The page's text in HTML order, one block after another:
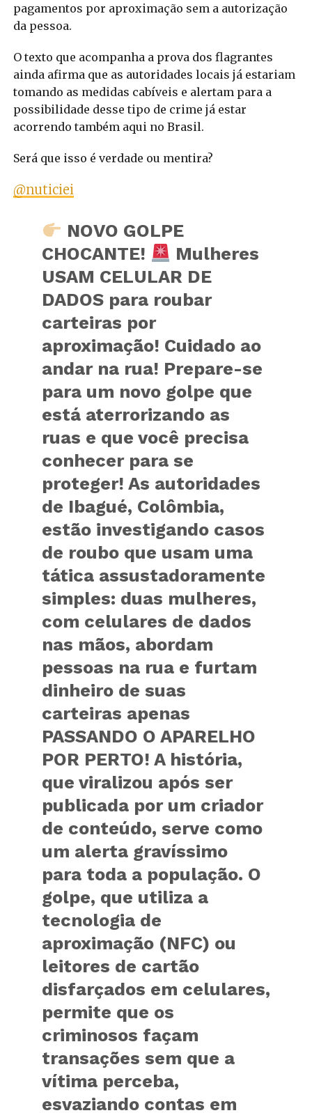
pagamentos por aproximação sem a autorização
da pessoa.
O texto que acompanha a prova dos flagrantes
ainda afirma que as autoridades locais já estariam
tomando as medidas cabíveis e alertam para a
possibilidade desse tipo de crime já estar
acorrendo também aqui no Brasil.
Será que isso é verdade ou mentira?
@nuticiei
NOVO GOLPE
CHOCANTE!
Mulheres
USAM CELULAR DE
DADOS para roubar
carteiras por
aproximação! Cuidado ao
andar na rua! Prepare-se
para um novo golpe que
está aterrorizando as
ruas e que você precisa
conhecer para se
proteger! As autoridades
de Ibagué, Colômbia,
estão investigando casos
de roubo que usam uma
tática assustadoramente
simples: duas mulheres,
com celulares de dados
nas mãos, abordam
pessoas na rua e furtam
dinheiro de suas
carteiras apenas
PASSANDO O APARELHO
POR PERTO! A história,
que viralizou após ser
publicada por um criador
de conteúdo, serve como
um alerta gravíssimo
para toda a população. O
golpe, que utiliza a
tecnologia de
aproximação (NFC) ou
leitores de cartão
disfarçados em celulares,
permite que os
criminosos façam
transações sem que a
vítima perceba,
esvaziando contas em